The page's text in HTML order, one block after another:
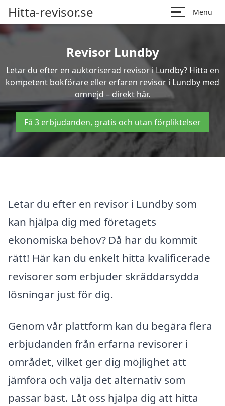
Hitta-revisor.se Menu
Revisor Lundby
Letar du efter en auktoriserad revisor i Lundby? Hitta en
kompetent bokförare eller erfaren revisor i Lundby med
omnejd – direkt här.
Få 3 erbjudanden, gratis och utan förpliktelser
Letar du efter en revisor i Lundby som
kan hjälpa dig med företagets
ekonomiska behov? Då har du kommit
rätt! Här kan du enkelt hitta kvalificerade
revisorer som erbjuder skräddarsydda
lösningar just för dig.
Genom vår plattform kan du begära flera
erbjudanden från erfarna revisorer i
området, vilket ger dig möjlighet att
jämföra och välja det alternativ som
passar bäst. Låt oss hjälpa dig att hitta